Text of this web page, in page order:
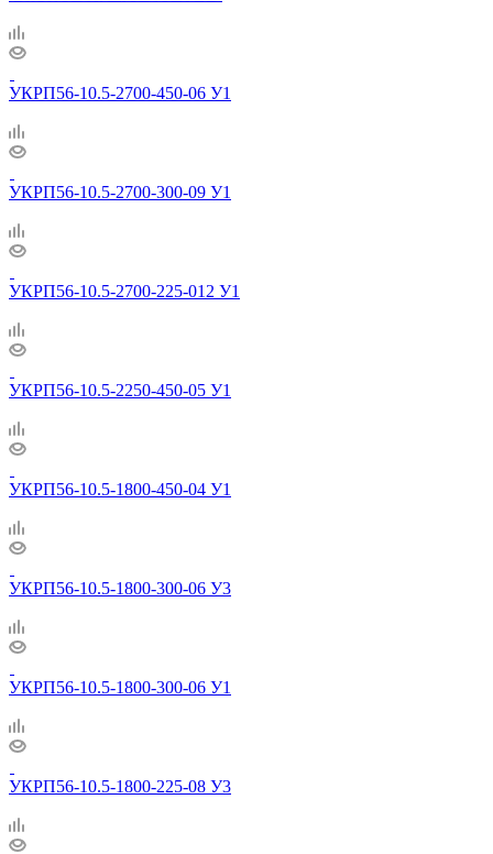
УКРП56-10.5-2700-450-06 У1
УКРП56-10.5-2700-300-09 У1
УКРП56-10.5-2700-225-012 У1
УКРП56-10.5-2250-450-05 У1
УКРП56-10.5-1800-450-04 У1
УКРП56-10.5-1800-300-06 У3
УКРП56-10.5-1800-300-06 У1
УКРП56-10.5-1800-225-08 У3